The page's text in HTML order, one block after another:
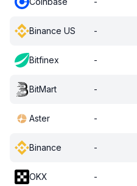
Binance US -
Bitfinex -
BitMart -
Aster -
Binance -
OKX -